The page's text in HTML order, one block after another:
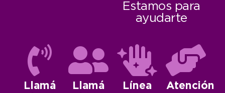
Estamos para
ayudarte
Llamá
Llamá
Línea
Atención